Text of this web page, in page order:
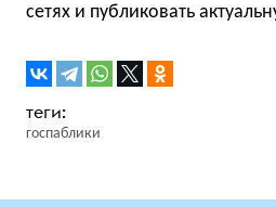
сетях и публиковать
госпаблики